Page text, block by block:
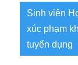
Sinh viên
xúc phạm
tuyển dụng